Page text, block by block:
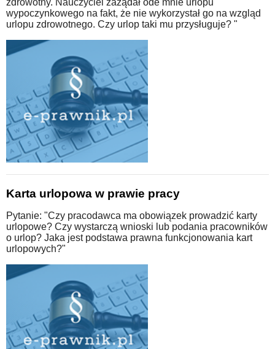
zdrowotny. Nauczyciel zażądał ode mnie urlopu
wypoczynkowego na fakt, że nie wykorzystał go na wzgląd
urlopu zdrowotnego. Czy urlop taki mu przysługuje? "
Karta urlopowa w prawie pracy
Pytanie: "Czy pracodawca ma obowiązek prowadzić karty
urlopowe? Czy wystarczą wnioski lub podania pracowników
o urlop? Jaka jest podstawa prawna funkcjonowania kart
urlopowych?"